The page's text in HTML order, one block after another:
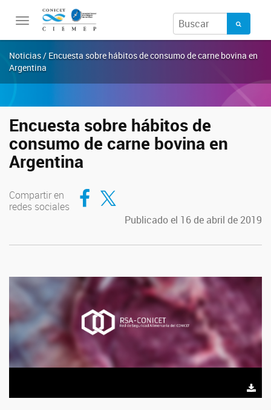
Toggle
navigation
Noticias / Encuesta sobre hábitos de consumo de carne bovina en
Argentina
Encuesta sobre hábitos de
consumo de carne bovina en
Argentina
Compartir en
redes sociales
Compartir en Facebook
Compartir en Twitter
Publicado el 16 de abril de 2019